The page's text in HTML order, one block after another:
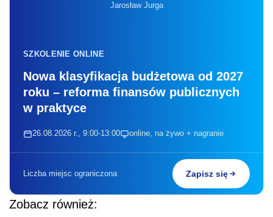
Jarosław Jurga
SZKOLENIE ONLINE
Nowa klasyfikacja budżetowa od 2027
roku – reforma finansów publicznych
w praktyce
26.08.2026 r., 9:00-13:00 online, na żywo + nagranie
Liczba miejsc ograniczona Zapisz się
Zobacz również: